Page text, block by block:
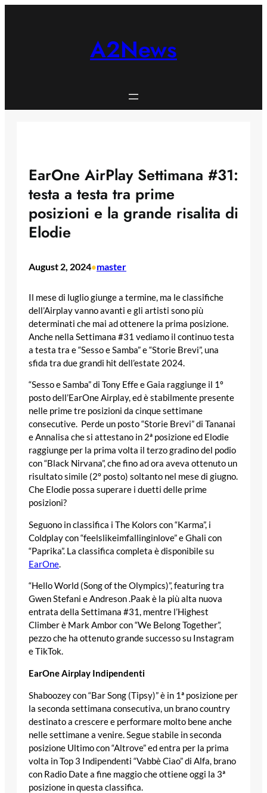
A2News
EarOne AirPlay Settimana #31:
testa a testa tra prime
posizioni e la grande risalita di
Elodie
August 2, 2024•master
Il mese di luglio giunge a termine, ma le classifiche
dell’Airplay vanno avanti e gli artisti sono più
determinati che mai ad ottenere la prima posizione.
Anche nella Settimana #31 vediamo il continuo testa
a testa tra e “Sesso e Samba” e “Storie Brevi”, una
sfida tra due grandi hit dell’estate 2024.
“Sesso e Samba” di Tony Effe e Gaia raggiunge il 1º
posto dell’EarOne Airplay, ed è stabilmente presente
nelle prime tre posizioni da cinque settimane
consecutive. Perde un posto “Storie Brevi” di Tananai
e Annalisa che si attestano in 2ª posizione ed Elodie
raggiunge per la prima volta il terzo gradino del podio
con “Black Nirvana”, che fino ad ora aveva ottenuto un
risultato simile (2º posto) soltanto nel mese di giugno.
Che Elodie possa superare i duetti delle prime
posizioni?
Seguono in classifica i The Kolors con “Karma”, i
Coldplay con “feelslikeimfallinginlove” e Ghali con
“Paprika”. La classifica completa è disponibile su
EarOne.
“Hello World (Song of the Olympics)”, featuring tra
Gwen Stefani e Andreson .Paak è la più alta nuova
entrata della Settimana #31, mentre l’Highest
Climber è Mark Ambor con “We Belong Together”,
pezzo che ha ottenuto grande successo su Instagram
e TikTok.
EarOne Airplay Indipendenti
Shaboozey con “Bar Song (Tipsy)” è in 1ª posizione per
la seconda settimana consecutiva, un brano country
destinato a crescere e performare molto bene anche
nelle settimane a venire. Segue stabile in seconda
posizione Ultimo con “Altrove” ed entra per la prima
volta in Top 3 Indipendenti “Vabbè Ciao” di Alfa, brano
con Radio Date a fine maggio che ottiene oggi la 3ª
posizione in questa classifica.